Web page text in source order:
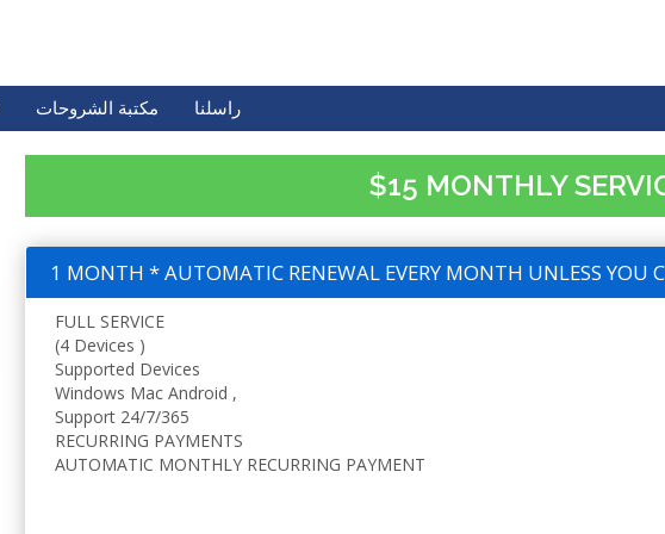
مكتبة الشروحات راسلنا
$15 MONTHLY
1 MONTH * AUTOMATIC RENEWAL EVERY MONTH UNLESS YOU
FULL SERVICE
(4 Devices )
Supported Devices
Windows Mac Android ,
Support 24/7/365
RECURRING PAYMENTS
AUTOMATIC MONTHLY RECURRING PAYMENT